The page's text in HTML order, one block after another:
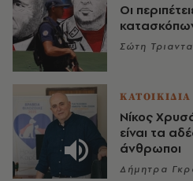
Οι
Σώτη
ΚΑΤΟΙΚΙΔΙΑ
Νίκος
είναι τα
άνθρωποι
Δήμητρα